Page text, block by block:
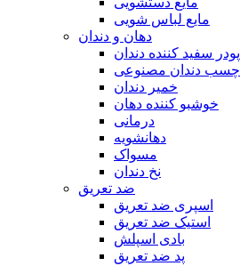
مایع لباس شویی
دهان و دندان
پودر سفید کننده دندان
چسب دندان مصنوعی
خمیر دندان
خوشبو کننده دهان
درمانی
دهانشویه
مسواک
نخ دندان
ضد تعریق
اسپری ضد تعریق
استیک ضد تعریق
بادی اسپلش
پد ضد تعریق